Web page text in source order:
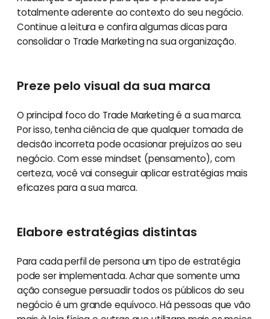
totalmente aderente ao contexto do seu negócio.
Continue a leitura e confira algumas dicas para
consolidar o Trade Marketing na sua organização.
Preze pelo visual da sua marca
O principal foco do Trade Marketing é a sua marca.
Por isso, tenha ciência de que qualquer tomada de
decisão incorreta pode ocasionar prejuízos ao seu
negócio. Com esse mindset (pensamento), com
certeza, você vai conseguir aplicar estratégias mais
eficazes para a sua marca.
Elabore estratégias distintas
Para cada perfil de persona um tipo de estratégia
pode ser implementada. Achar que somente uma
ação consegue persuadir todos os públicos do seu
negócio é um grande equívoco. Há pessoas que vão